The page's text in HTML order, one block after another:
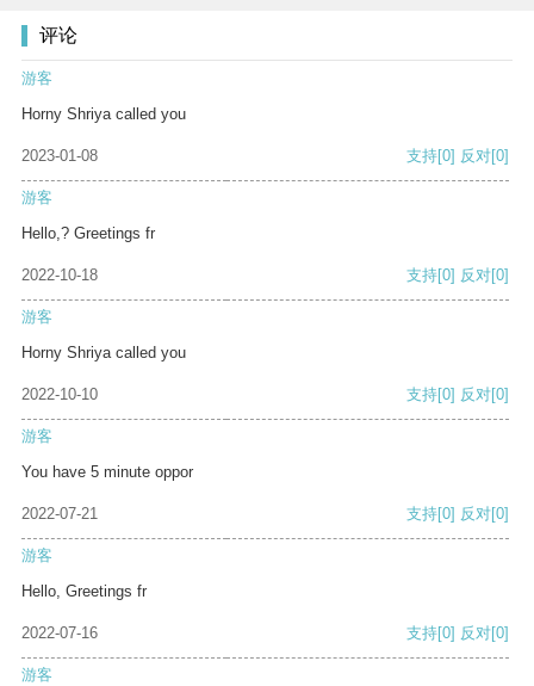
评论
游客
Horny Shriya called you
2023-01-08 支持[0] 反对[0]
游客
Hello,? Greetings fr
2022-10-18 支持[0] 反对[0]
游客
Horny Shriya called you
2022-10-10 支持[0] 反对[0]
游客
You have 5 minute oppor
2022-07-21 支持[0] 反对[0]
游客
Hello, Greetings fr
2022-07-16 支持[0] 反对[0]
游客